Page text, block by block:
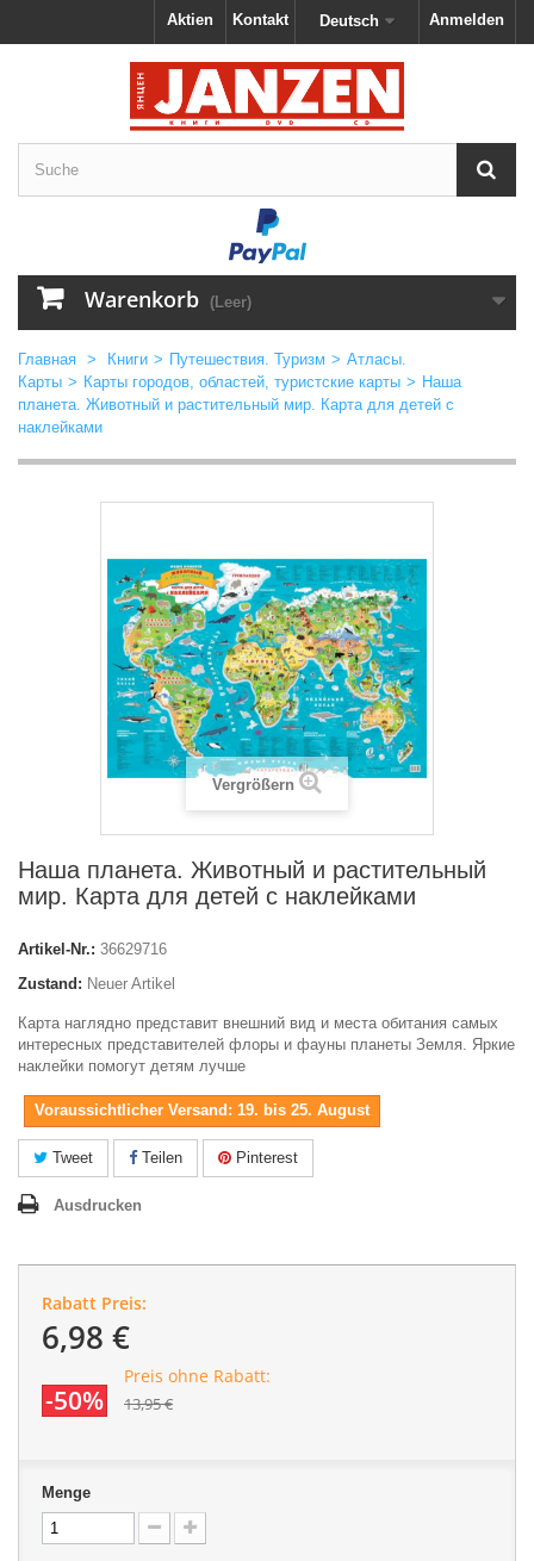
Anmelden
Deutsch
Kontakt
Aktien
Warenkorb (Leer)
Главная > Книги > Путешествия. Туризм > Атласы.
Карты > Карты городов, областей, туристские карты > Наша
планета. Животный и растительный мир. Карта для детей с
наклейками
Vergrößern
Наша планета. Животный и растительный
мир. Карта для детей с наклейками
Artikel-Nr.: 36629716
Zustand: Neuer Artikel
Карта наглядно представит внешний вид и места обитания самых
интересных представителей флоры и фауны планеты Земля. Яркие
наклейки помогут детям лучше
Voraussichtlicher Versand: 19. bis 25. August
Tweet Teilen Pinterest
Ausdrucken
Rabatt Preis:
6,98 €
-50%
Preis ohne Rabatt:
13,95 €
Menge